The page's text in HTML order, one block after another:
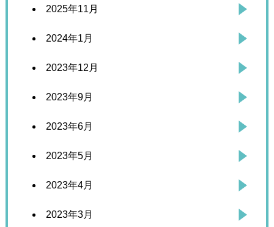
2025年11月
2024年1月
2023年12月
2023年9月
2023年6月
2023年5月
2023年4月
2023年3月